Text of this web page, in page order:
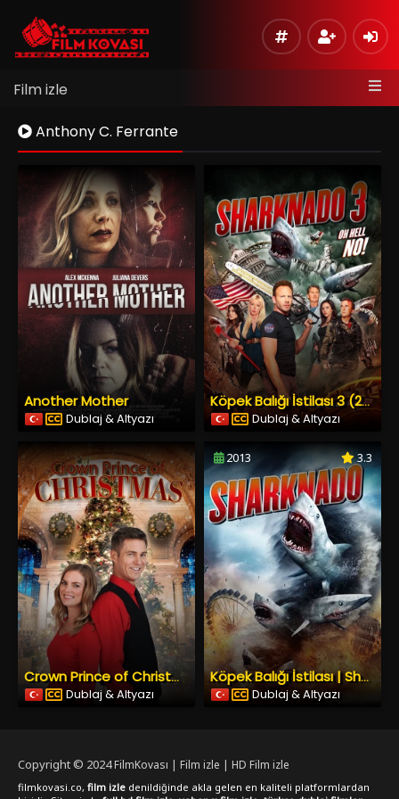
Film izle
Anthony C. Ferrante
Another Mother
Dublaj & Altyazı
Köpek Balığı İstilası 3 (2015) İzle
Dublaj & Altyazı
Crown Prince of Christmas (2022) İzle
Dublaj & Altyazı
2013 3.3
Köpek Balığı İstilası | Sharknado
Dublaj & Altyazı
Copyright © 2024FilmKovası | Film izle | HD Film izle
filmkovasi.co, film izle denildiğinde akla gelen en kaliteli platformlardan